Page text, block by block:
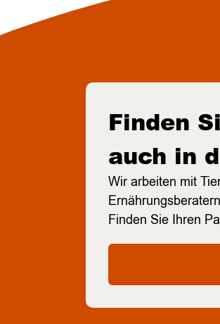
Finden
auch in
Wir arbeiten mit
Finden Sie Ihren